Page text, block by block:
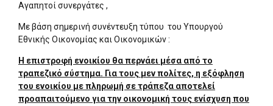
Αγαπητοί συνεργάτες ,
Με βάση σημερινή συνέντευξη τύπου του Υπουργού
Εθνικής Οικονομίας και Οικονομικών :
Η επιστροφή ενοικίου θα περνάει μέσα από το
τραπεζικό σύστημα. Για τους μεν πολίτες, η εξόφληση
του ενοικίου με πληρωμή σε τράπεζα αποτελεί
προαπαιτούμενο για την οικονομική τους ενίσχυση που